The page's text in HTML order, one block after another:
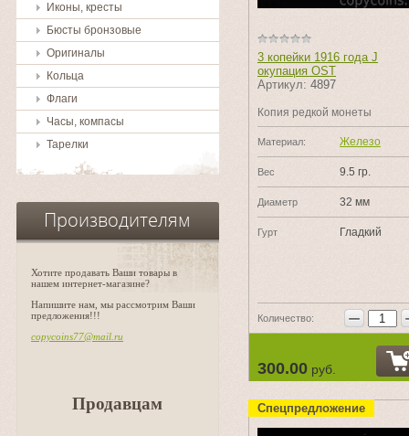
Иконы, кресты
Бюсты бронзовые
Оригиналы
Кольца
Флаги
Часы, компасы
Тарелки
Производителям
Хотите продавать Ваши товары в
нашем интернет-магазине?
Напишите нам, мы рассмотрим Ваши
предложения!!!
copycoins77@mail.ru
Продавцам
3 копейки 1916 года J
окупация OST
Артикул: 4897
Копия редкой монеты
Материал: Железо
Вес 9.5 гр.
Диаметр 32 мм
Гурт Гладкий
Количество: −
300.00 руб.
Спецпредложение